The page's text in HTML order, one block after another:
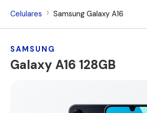
Celulares Samsung Galaxy A16
SAMSUNG
Galaxy A16 128GB